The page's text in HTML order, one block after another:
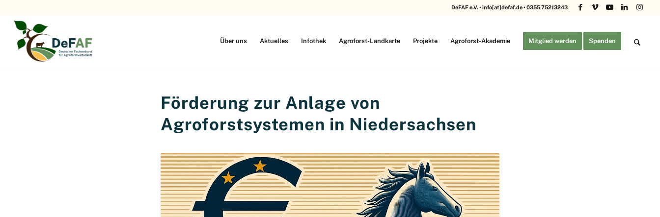
DeFAF e.V. • info[at]defaf.de • 0355 75213243
Über uns Aktuelles Infothek Agroforst-Landkarte Projekte Agroforst-Akademie Mitglied werden Spenden
Förderung zur Anlage von
Agroforstsystemen in Niedersachsen